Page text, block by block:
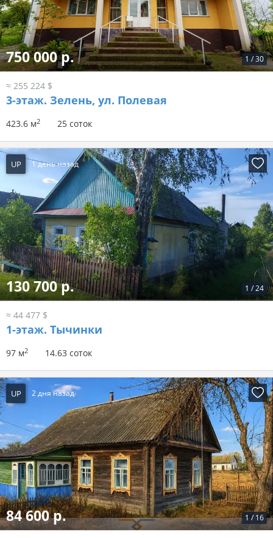
1 /30
750 000 р.
≈ 255 224 $
3-этаж. Зелень, ул. Полевая
423.6 м2 25 соток
UP 1 день назад
1 /24
130 700 р.
≈ 44 477 $
1-этаж. Тычинки
97 м2 14.63 соток
UP 2 дня назад
1 / 16
84 600 р.